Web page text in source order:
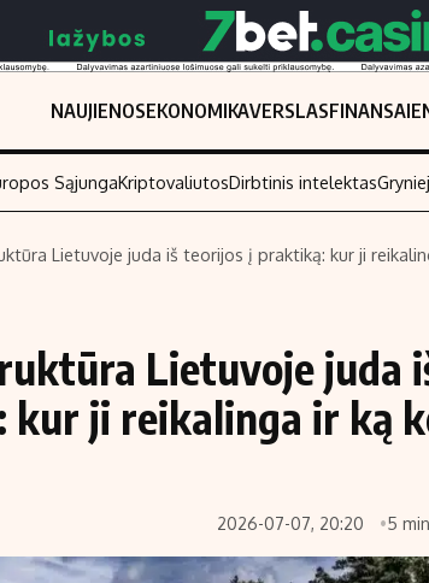
NAUJIENOSEKONOMIKAVERSLASFINANSAI
Akcijų rinka
Saulės elektrinės
Kriptovaliutos
Migracija
SąjungaKriptovaliutosDirbtinis intelektas
Lietuvoje juda iš teorijos į praktiką: kur ji
Lietuvoje juda
ji reikalinga ir ką
2026-07-07, 20:20 5